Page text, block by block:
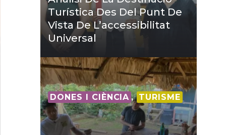
Turística Des Del Punt De
Vista De L’accessibilitat
Universal
DONES I CIÈNCIA , TURISME